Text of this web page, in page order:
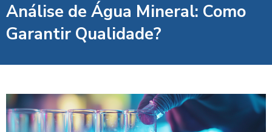
Análise de Água Mineral: Como
Garantir Qualidade?